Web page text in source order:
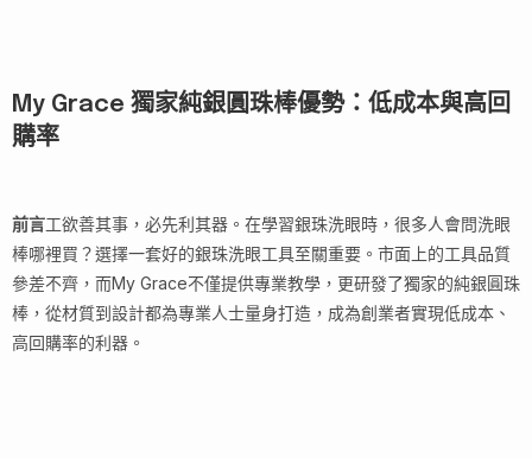
My Grace 獨家純銀圓珠棒優勢：低成本與高回
購率
前言工欲善其事，必先利其器。在學習銀珠洗眼時，很多人會問洗眼
棒哪裡買？選擇一套好的銀珠洗眼工具至關重要。市面上的工具品質
參差不齊，而My Grace不僅提供專業教學，更研發了獨家的純銀圓珠
棒，從材質到設計都為專業人士量身打造，成為創業者實現低成本、
高回購率的利器。